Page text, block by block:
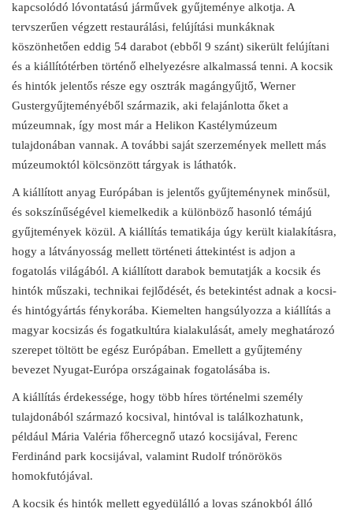
kapcsolódó lóvontatású járművek gyűjteménye alkotja. A
tervszerűen végzett restaurálási, felújítási munkáknak
köszönhetően eddig 54 darabot (ebből 9 szánt) sikerült felújítani
és a kiállítótérben történő elhelyezésre alkalmassá tenni. A kocsik
és hintók jelentős része egy osztrák magángyűjtő, Werner
Gustergyűjteményéből származik, aki felajánlotta őket a
múzeumnak, így most már a Helikon Kastélymúzeum
tulajdonában vannak. A további saját szerzemények mellett más
múzeumoktól kölcsönzött tárgyak is láthatók.
A kiállított anyag Európában is jelentős gyűjteménynek minősül,
és sokszínűségével kiemelkedik a különböző hasonló témájú
gyűjtemények közül. A kiállítás tematikája úgy került kialakításra,
hogy a látványosság mellett történeti áttekintést is adjon a
fogatolás világából. A kiállított darabok bemutatják a kocsik és
hintók műszaki, technikai fejlődését, és betekintést adnak a kocsi-
és hintógyártás fénykorába. Kiemelten hangsúlyozza a kiállítás a
magyar kocsizás és fogatkultúra kialakulását, amely meghatározó
szerepet töltött be egész Európában. Emellett a gyűjtemény
bevezet Nyugat-Európa országainak fogatolásába is.
A kiállítás érdekessége, hogy több híres történelmi személy
tulajdonából származó kocsival, hintóval is találkozhatunk,
például Mária Valéria főhercegnő utazó kocsijával, Ferenc
Ferdinánd park kocsijával, valamint Rudolf trónörökös
homokfutójával.
A kocsik és hintók mellett egyedülálló a lovas szánokból álló